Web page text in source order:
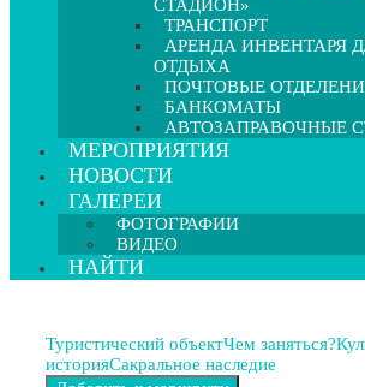
СТАДИОН»
ТРАНСПОРТ
АРЕНДА ИНВЕНТАРЯ
ОТДЫХА
ПОЧТОВЫЕ
БАНКОМАТЫ
АВТОЗАПРАВОЧНЫЕ
МЕРОПРИЯТИЯ
НОВОСТИ
ГАЛЕРЕИ
ФОТОГРАФИИ
ВИДЕО
НАЙТИ
Туристический объектЧем заняться?
историяСакральное наследие